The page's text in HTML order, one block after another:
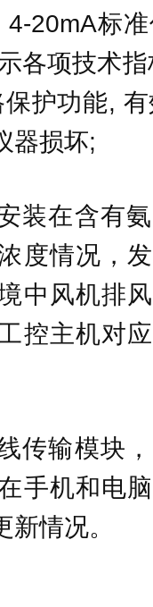
20mA标
各项技术
护功能,
器损坏;
装在含有
度情况，
中风机排
控主机对
传输模块
手机和电
情况。